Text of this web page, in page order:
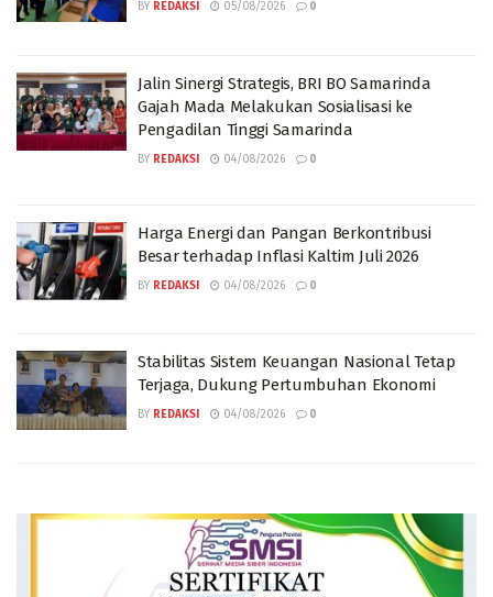
BY REDAKSI 05/08/2026 0
Jalin Sinergi Strategis, BRI BO Samarinda
Gajah Mada Melakukan Sosialisasi ke
Pengadilan Tinggi Samarinda
BY REDAKSI 04/08/2026 0
Harga Energi dan Pangan Berkontribusi
Besar terhadap Inflasi Kaltim Juli 2026
BY REDAKSI 04/08/2026 0
Stabilitas Sistem Keuangan Nasional Tetap
Terjaga, Dukung Pertumbuhan Ekonomi
BY REDAKSI 04/08/2026 0